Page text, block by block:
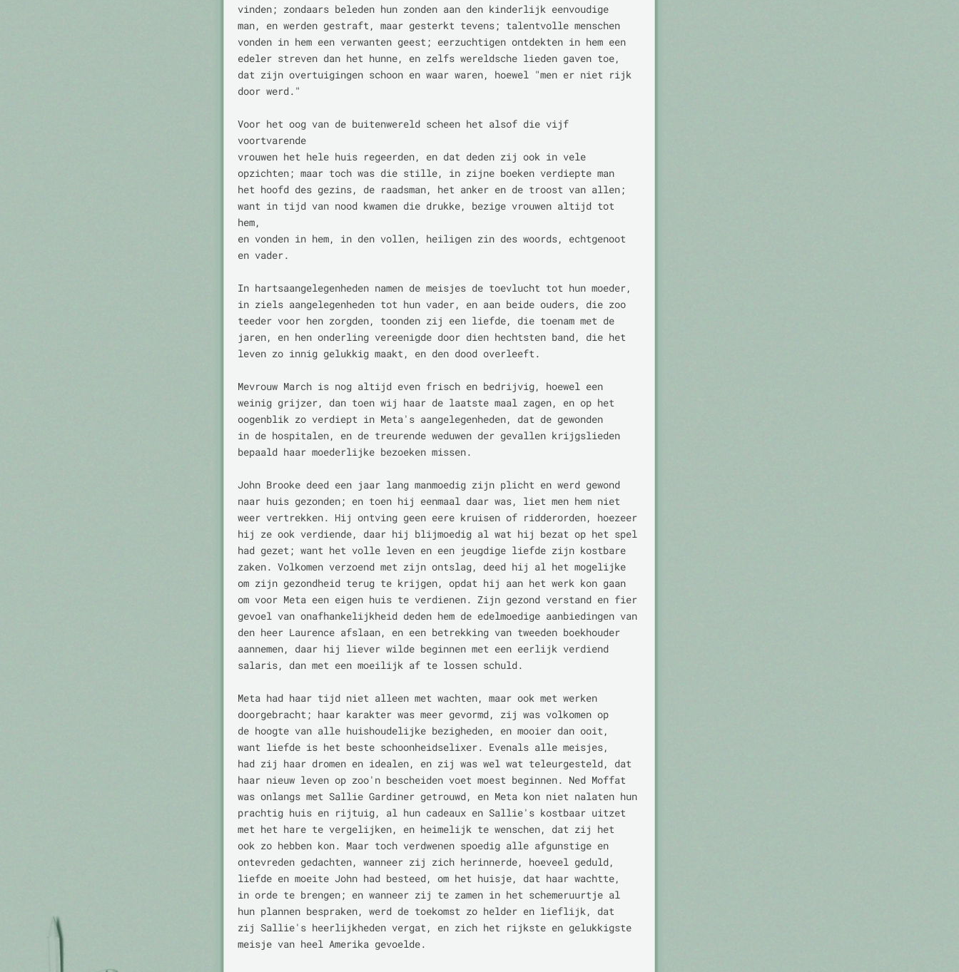
vinden; zondaars beleden hun zonden aan den kinderlijk eenvoudige
man, en werden gestraft, maar gesterkt tevens; talentvolle menschen
vonden in hem een verwanten geest; eerzuchtigen ontdekten in hem een
edeler streven dan het hunne, en zelfs wereldsche lieden gaven toe,
dat zijn overtuigingen schoon en waar waren, hoewel "men er niet rijk
door werd."
Voor het oog van de buitenwereld scheen het alsof die vijf
voortvarende
vrouwen het hele huis regeerden, en dat deden zij ook in vele
opzichten; maar toch was die stille, in zijne boeken verdiepte man
het hoofd des gezins, de raadsman, het anker en de troost van allen;
want in tijd van nood kwamen die drukke, bezige vrouwen altijd tot
hem,
en vonden in hem, in den vollen, heiligen zin des woords, echtgenoot
en vader.
In hartsaangelegenheden namen de meisjes de toevlucht tot hun moeder,
in ziels aangelegenheden tot hun vader, en aan beide ouders, die zoo
teeder voor hen zorgden, toonden zij een liefde, die toenam met de
jaren, en hen onderling vereenigde door dien hechtsten band, die het
leven zo innig gelukkig maakt, en den dood overleeft.
Mevrouw March is nog altijd even frisch en bedrijvig, hoewel een
weinig grijzer, dan toen wij haar de laatste maal zagen, en op het
oogenblik zo verdiept in Meta's aangelegenheden, dat de gewonden
in de hospitalen, en de treurende weduwen der gevallen krijgslieden
bepaald haar moederlijke bezoeken missen.
John Brooke deed een jaar lang manmoedig zijn plicht en werd gewond
naar huis gezonden; en toen hij eenmaal daar was, liet men hem niet
weer vertrekken. Hij ontving geen eere kruisen of ridderorden, hoezeer
hij ze ook verdiende, daar hij blijmoedig al wat hij bezat op het spel
had gezet; want het volle leven en een jeugdige liefde zijn kostbare
zaken. Volkomen verzoend met zijn ontslag, deed hij al het mogelijke
om zijn gezondheid terug te krijgen, opdat hij aan het werk kon gaan
om voor Meta een eigen huis te verdienen. Zijn gezond verstand en fier
gevoel van onafhankelijkheid deden hem de edelmoedige aanbiedingen van
den heer Laurence afslaan, en een betrekking van tweeden boekhouder
aannemen, daar hij liever wilde beginnen met een eerlijk verdiend
salaris, dan met een moeilijk af te lossen schuld.
Meta had haar tijd niet alleen met wachten, maar ook met werken
doorgebracht; haar karakter was meer gevormd, zij was volkomen op
de hoogte van alle huishoudelijke bezigheden, en mooier dan ooit,
want liefde is het beste schoonheidselixer. Evenals alle meisjes,
had zij haar dromen en idealen, en zij was wel wat teleurgesteld, dat
haar nieuw leven op zoo'n bescheiden voet moest beginnen. Ned Moffat
was onlangs met Sallie Gardiner getrouwd, en Meta kon niet nalaten hun
prachtig huis en rijtuig, al hun cadeaux en Sallie's kostbaar uitzet
met het hare te vergelijken, en heimelijk te wenschen, dat zij het
ook zo hebben kon. Maar toch verdwenen spoedig alle afgunstige en
ontevreden gedachten, wanneer zij zich herinnerde, hoeveel geduld,
liefde en moeite John had besteed, om het huisje, dat haar wachtte,
in orde te brengen; en wanneer zij te zamen in het schemeruurtje al
hun plannen bespraken, werd de toekomst zo helder en lieflijk, dat
zij Sallie's heerlijkheden vergat, en zich het rijkste en gelukkigste
meisje van heel Amerika gevoelde.